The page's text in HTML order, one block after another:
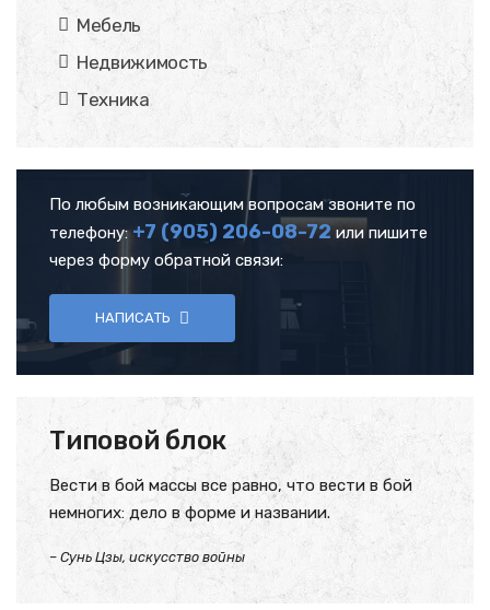
Мебель
Недвижимость
Техника
По любым возникающим вопросам звоните по
телефону:+7 (905) 206-08-72 или пишите
через форму обратной связи:
НАПИСАТЬ
Типовой блок
Вести в бой массы все равно, что вести в бой
немногих: дело в форме и названии.
– Сунь Цзы, искусство войны